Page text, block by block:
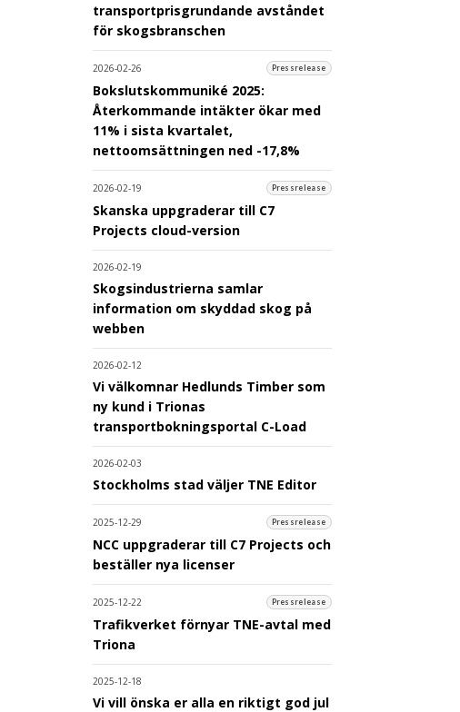
transportprisgrundande avståndet
för skogsbranschen
2026-02-26 Pressrelease
Bokslutskommuniké 2025:
Återkommande intäkter ökar med
11% i sista kvartalet,
nettoomsättningen ned -17,8%
2026-02-19 Pressrelease
Skanska uppgraderar till C7
Projects cloud-version
2026-02-19
Skogsindustrierna samlar
information om skyddad skog på
webben
2026-02-12
Vi välkomnar Hedlunds Timber som
ny kund i Trionas
transportbokningsportal C-Load
2026-02-03
Stockholms stad väljer TNE Editor
2025-12-29 Pressrelease
NCC uppgraderar till C7 Projects och
beställer nya licenser
2025-12-22 Pressrelease
Trafikverket förnyar TNE-avtal med
Triona
2025-12-18
Vi vill önska er alla en riktigt god jul